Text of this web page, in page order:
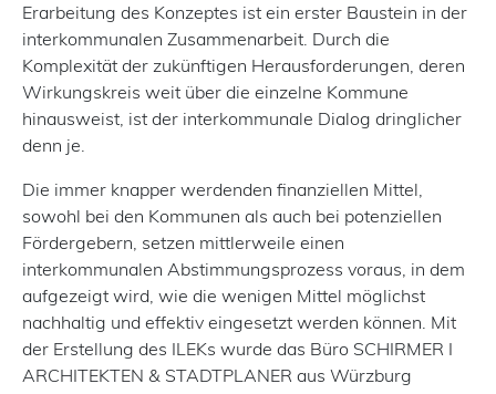
Erarbeitung des Konzeptes ist ein erster Baustein in der
interkommunalen Zusammenarbeit. Durch die
Komplexität der zukünftigen Herausforderungen, deren
Wirkungskreis weit über die einzelne Kommune
hinausweist, ist der interkommunale Dialog dringlicher
denn je.
Die immer knapper werdenden finanziellen Mittel,
sowohl bei den Kommunen als auch bei potenziellen
Fördergebern, setzen mittlerweile einen
interkommunalen Abstimmungsprozess voraus, in dem
aufgezeigt wird, wie die wenigen Mittel möglichst
nachhaltig und effektiv eingesetzt werden können. Mit
der Erstellung des ILEKs wurde das Büro SCHIRMER I
ARCHITEKTEN & STADTPLANER aus Würzburg